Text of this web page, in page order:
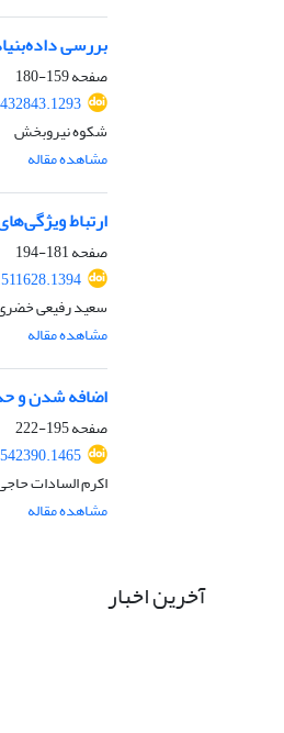
بررسی
صفحه159-180
شکوه نیروبخش
مشاهده مقاله
ارتباط
صفحه181-194
سعید رفیعی
مشاهده مقاله
اضافه شدن و
صفحه195-222
اکرم السادات
مشاهده مقاله
آخرین اخبار